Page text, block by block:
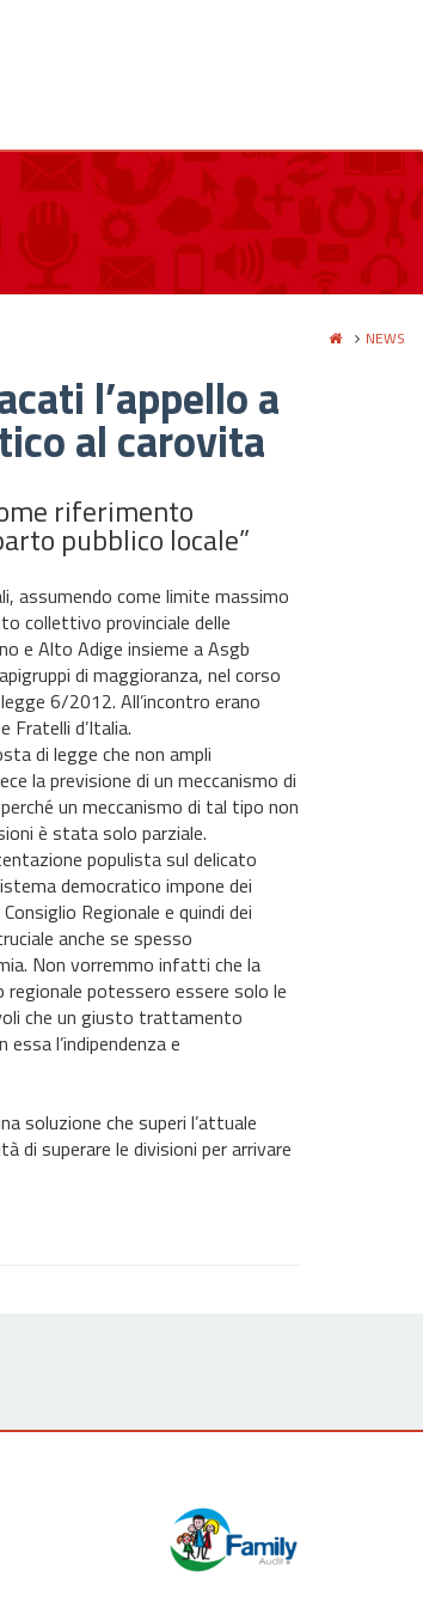
NEWS
l’appello a
al carovita
riferimento
pubblico locale”
assumendo come limite massimo
collettivo provinciale delle
e Alto Adige insieme a Asgb
di maggioranza, nel corso
6/2012. All’incontro erano
Fratelli d’Italia.
di legge che non ampli
la previsione di un meccanismo di
un meccanismo di tal tipo non
è stata solo parziale.
populista sul delicato
democratico impone dei
Regionale e quindi dei
anche se spesso
Non vorremmo infatti che la
potessero essere solo le
che un giusto trattamento
l’indipendenza e
soluzione che superi l’attuale
di superare le divisioni per arrivare